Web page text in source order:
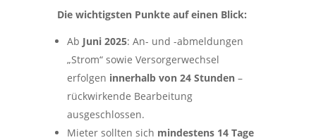
Die wichtigsten Punkte auf einen Blick:
Ab Juni 2025: An- und -abmeldungen
„Strom“ sowie Versorgerwechsel
erfolgen innerhalb von 24 Stunden–
rückwirkende Bearbeitung
ausgeschlossen.
Mieter sollten sich mindestens 14 Tage